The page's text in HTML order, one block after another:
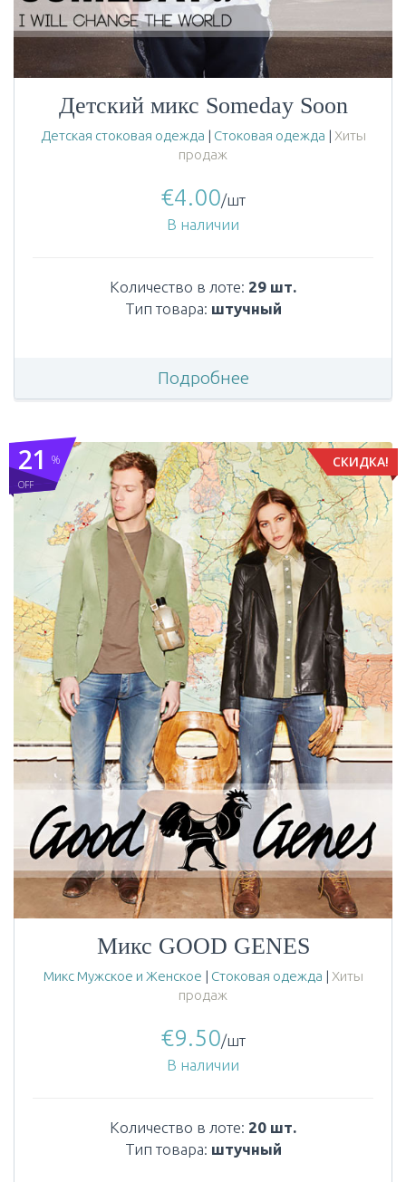
Детский микс Someday Soon
Детская стоковая одежда | Стоковая одежда | Хиты
продаж
€4.00/шт
В наличии
Количество в лоте: 29 шт.
Тип товара: штучный
Подробнее
СКИДКА!
%
OFF
21
Микс GOOD GENES
Микс Мужское и Женское | Стоковая одежда | Хиты
продаж
€9.50/шт
В наличии
Количество в лоте: 20 шт.
Тип товара: штучный